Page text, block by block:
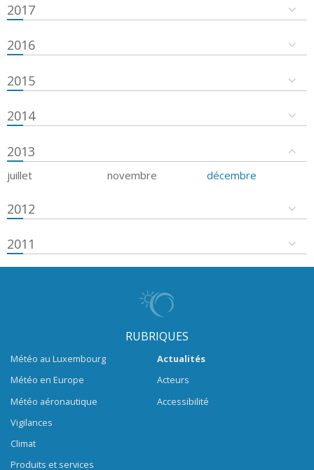
2017
2016
2015
2014
2013
juillet novembre décembre
2012
2011
RUBRIQUES
Météo au Luxembourg
Météo en Europe
Météo aéronautique
Vigilances
Climat
Produits et services
Actualités
Acteurs
Accessibilité